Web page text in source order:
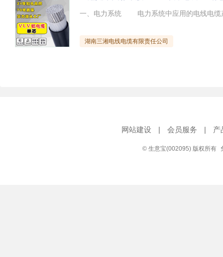
湖南三湘电线电缆有限责任公司
网站建设 | 会员服务 | 产
© 生意宝(002095) 版权所有